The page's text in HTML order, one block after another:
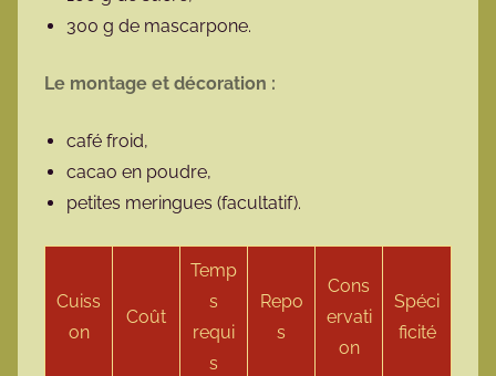
300 g de mascarpone.
Le montage et décoration :
café froid,
cacao en poudre,
petites meringues (facultatif).
Cuiss
on
Coût
Temp
s
requi
s
Repo
s
Cons
ervati
on
Spéci
ficité